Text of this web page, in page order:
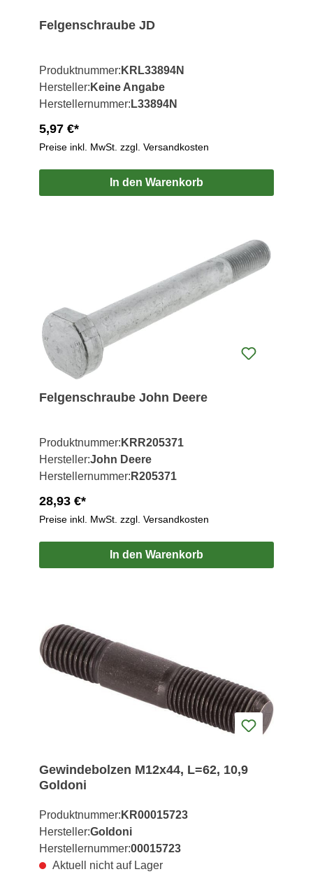
Felgenschraube JD
Produktnummer: KRL33894N
Hersteller: Keine Angabe
Herstellernummer: L33894N
5,97 €*
Preise inkl. MwSt. zzgl. Versandkosten
In den Warenkorb
Felgenschraube John Deere
Produktnummer: KRR205371
Hersteller:John Deere
Herstellernummer: R205371
28,93 €*
Preise inkl. MwSt. zzgl. Versandkosten
In den Warenkorb
Gewindebolzen M12x44, L=62, 10,9
Goldoni
Produktnummer: KR00015723
Hersteller:Goldoni
Herstellernummer:00015723
Aktuell nicht auf Lager